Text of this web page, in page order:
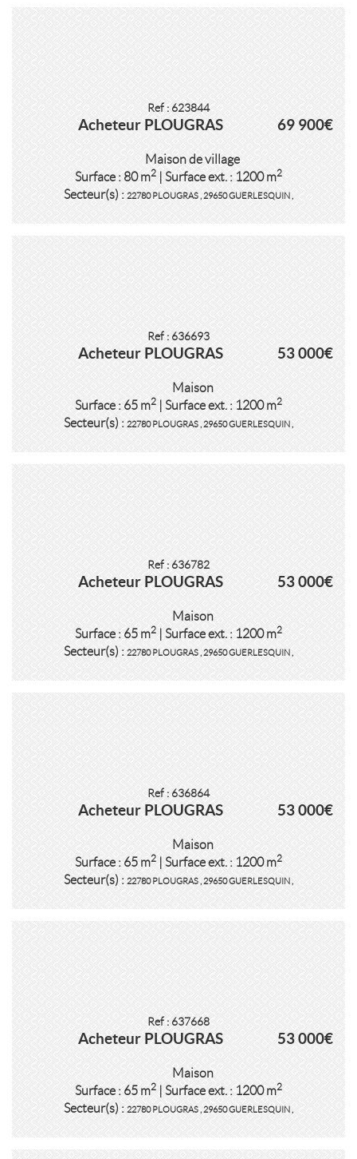
Ref : 623844
Acheteur PLOUGRAS 69 900€
Maison de village
Surface : 80 m2| Surface ext. : 1200 m2
Secteur(s) :22780 PLOUGRAS,29650 GUERLESQUIN,
Ref : 636693
Acheteur PLOUGRAS 53 000€
Maison
Surface : 65 m2| Surface ext. : 1200 m2
Secteur(s) :22780 PLOUGRAS,29650 GUERLESQUIN,
Ref : 636782
Acheteur PLOUGRAS 53 000€
Maison
Surface : 65 m2| Surface ext. : 1200 m2
Secteur(s) :22780 PLOUGRAS,29650 GUERLESQUIN,
Ref : 636864
Acheteur PLOUGRAS 53 000€
Maison
Surface : 65 m2| Surface ext. : 1200 m2
Secteur(s) :22780 PLOUGRAS,29650 GUERLESQUIN,
Ref : 637668
Acheteur PLOUGRAS 53 000€
Maison
Surface : 65 m2| Surface ext. : 1200 m2
Secteur(s) :22780 PLOUGRAS,29650 GUERLESQUIN,